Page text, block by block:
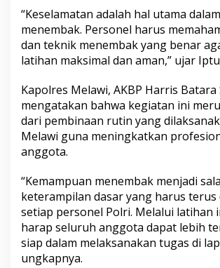
“Keselamatan adalah hal utama
menembak. Personel harus
dan teknik menembak yang benar
latihan maksimal dan aman,” ujar
Kapolres Melawi, AKBP Harris Batara
mengatakan bahwa kegiatan ini
dari pembinaan rutin yang
Melawi guna meningkatkan
anggota.
“Kemampuan menembak menjadi
keterampilan dasar yang harus terus
setiap personel Polri. Melalui latihan
harap seluruh anggota dapat lebih
siap dalam melaksanakan tugas di
ungkapnya.